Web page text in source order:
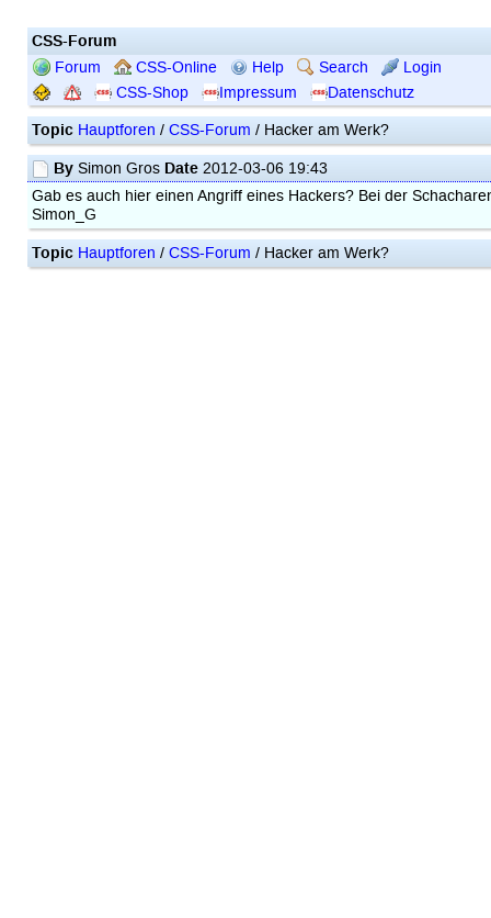
CSS-Forum
Forum CSS-Online Help Search
Login
CSS-Shop
Impressum Datenschutz
Topic Hauptforen / CSS-Forum / Hacker am Werk?
BySimon Gros Date2012-03-06 19:43
Gab es auch hier einen Angriff eines Hackers? Bei der
Simon_G
Topic Hauptforen / CSS-Forum / Hacker am Werk?